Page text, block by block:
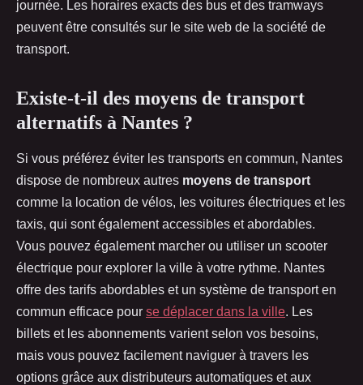
journée. Les horaires exacts des bus et des tramways
peuvent être consultés sur le site web de la société de
transport.
Existe-t-il des moyens de transport
alternatifs à Nantes ?
Si vous préférez éviter les transports en commun, Nantes
dispose de nombreux autres moyens de transport
comme la location de vélos, les voitures électriques et les
taxis, qui sont également accessibles et abordables.
Vous pouvez également marcher ou utiliser un scooter
électrique pour explorer la ville à votre rythme. Nantes
offre des tarifs abordables et un système de transport en
commun efficace pour se déplacer dans la ville. Les
billets et les abonnements varient selon vos besoins,
mais vous pouvez facilement naviguer à travers les
options grâce aux distributeurs automatiques et aux